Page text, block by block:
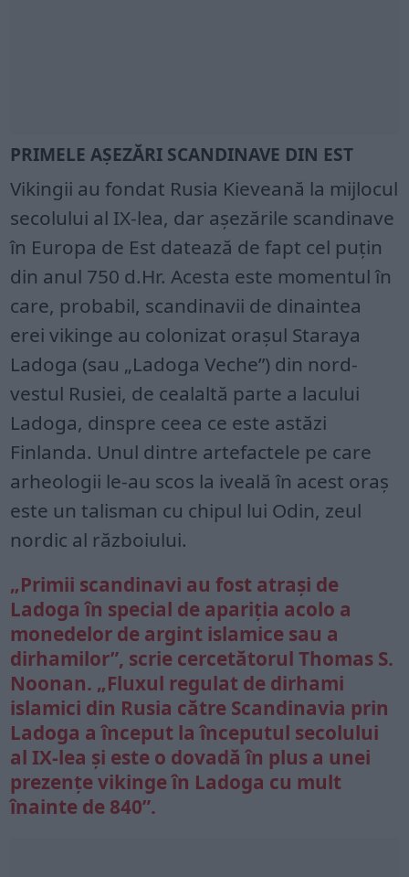
PRIMELE AȘEZĂRI SCANDINAVE DIN EST
Vikingii au fondat Rusia Kieveană la mijlocul
secolului al IX-lea, dar așezările scandinave
în Europa de Est datează de fapt cel puțin
din anul 750 d.Hr. Acesta este momentul în
care, probabil, scandinavii de dinaintea
erei vikinge au colonizat orașul Staraya
Ladoga (sau „Ladoga Veche”) din nord-
vestul Rusiei, de cealaltă parte a lacului
Ladoga, dinspre ceea ce este astăzi
Finlanda. Unul dintre artefactele pe care
arheologii le-au scos la iveală în acest oraș
este un talisman cu chipul lui Odin, zeul
nordic al războiului.
„Primii scandinavi au fost atrași de
Ladoga în special de apariția acolo a
monedelor de argint islamice sau a
dirhamilor”, scrie cercetătorul Thomas S.
Noonan. „Fluxul regulat de dirhami
islamici din Rusia către Scandinavia prin
Ladoga a început la începutul secolului
al IX-lea și este o dovadă în plus a unei
prezențe vikinge în Ladoga cu mult
înainte de 840”.